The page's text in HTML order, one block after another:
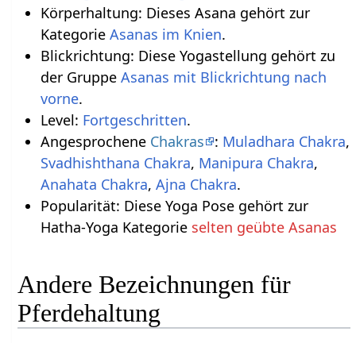
Körperhaltung: Dieses Asana gehört zur
Kategorie Asanas im Knien.
Blickrichtung: Diese Yogastellung gehört zu
der Gruppe Asanas mit Blickrichtung nach
vorne.
Level: Fortgeschritten.
Angesprochene Chakras : Muladhara Chakra,
Svadhishthana Chakra, Manipura Chakra,
Anahata Chakra, Ajna Chakra.
Popularität: Diese Yoga Pose gehört zur
Hatha-Yoga Kategorie selten geübte Asanas
Andere Bezeichnungen für
Pferdehaltung